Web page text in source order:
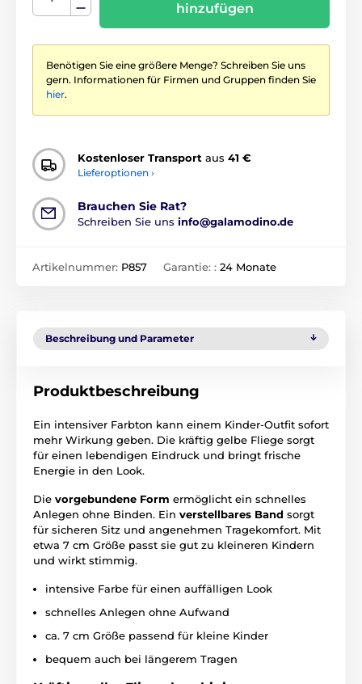
hinzufügen
Benötigen Sie eine größere Menge? Schreiben Sie uns
gern. Informationen für Firmen und Gruppen finden Sie
hier.
Kostenloser Transport aus 41 €
Lieferoptionen ›
Brauchen Sie Rat?
Schreiben Sie uns info@galamodino.de
Artikelnummer: P857 Garantie: : 24 Monate
Beschreibung und Parameter
Produktbeschreibung
Ein intensiver Farbton kann einem Kinder-Outfit sofort
mehr Wirkung geben. Die kräftig gelbe Fliege sorgt
für einen lebendigen Eindruck und bringt frische
Energie in den Look.
Die vorgebundene Form ermöglicht ein schnelles
Anlegen ohne Binden. Ein verstellbares Band sorgt
für sicheren Sitz und angenehmen Tragekomfort. Mit
etwa 7 cm Größe passt sie gut zu kleineren Kindern
und wirkt stimmig.
intensive Farbe für einen auffälligen Look
schnelles Anlegen ohne Aufwand
ca. 7 cm Größe passend für kleine Kinder
bequem auch bei längerem Tragen